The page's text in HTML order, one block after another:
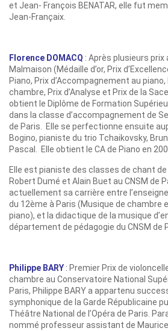
et Jean- François BENATAR, elle fut
Jean-Françaix.
Florence DOMACQ : Après plusieurs prix
Malmaison (Médaille d’or, Prix
Piano, Prix d’Accompagnement au
chambre, Prix d’Analyse et Prix de la
obtient le Diplôme de Formation
dans la classe d’accompagnement de
de Paris. Elle se perfectionne ensuite
Bogino, pianiste du trio Tchaikovsky,
Pascal. Elle obtient le CA de Piano en
Elle est pianiste des classes de chant
Robert Dumé et Alain Buet au CNSM de
actuellement sa carrière entre
du 12ème à Paris (Musique de chambre
piano), et la didactique de la musique
département de pédagogie du CNSM de
Philippe BARY : Premier Prix de
chambre au Conservatoire National
Paris, Philippe BARY a appartenu
symphonique de la Garde Républicaine
Théâtre National de l’Opéra de Paris.
nommé professeur assistant de Maurice